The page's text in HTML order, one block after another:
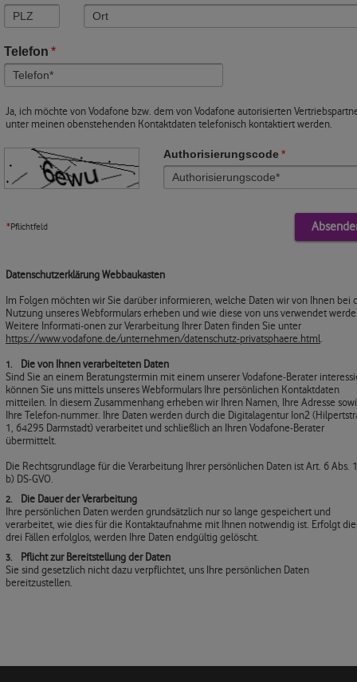
Telefon *
Ja, ich möchte von Vodafone bzw. dem von Vodafone autorisierten
unter meinen obenstehenden Kontaktdaten telefonisch kontaktiert werden.
Authorisierungscode*
*Pflichtfeld
Datenschutzerklärung Webbaukasten
Im Folgen möchten wir Sie darüber informieren, welche Daten wir von Ihnen bei
Nutzung unseres Webformulars erheben und wie diese von uns verwendet
Weitere Informati-onen zur Verarbeitung Ihrer Daten finden Sie unter
https://www.vodafone.de/unternehmen/datenschutz-privatsphaere.html
Die von Ihnen verarbeiteten Daten
Sind Sie an einem Beratungstermin mit einem unserer Vodafone-Berater
können Sie uns mittels unseres Webformulars Ihre persönlichen Kontaktdaten
mitteilen. In diesem Zusammenhang erheben wir Ihren Namen, Ihre Adresse
Ihre Telefon-nummer. Ihre Daten werden durch die Digitalagentur Ion2
1, 64295 Darmstadt) verarbeitet und schließlich an Ihren Vodafone-Berater
übermittelt.
Die Rechtsgrundlage für die Verarbeitung Ihrer persönlichen Daten ist Art. 6 Abs.
b) DS-GVO.
Die Dauer der Verarbeitung
Ihre persönlichen Daten werden grundsätzlich nur so lange gespeichert und
verarbeitet, wie dies für die Kontaktaufnahme mit Ihnen notwendig ist. Erfolgt
drei Fällen erfolglos, werden Ihre Daten endgültig gelöscht.
Pflicht zur Bereitstellung der Daten
Sie sind gesetzlich nicht dazu verpflichtet, uns Ihre persönlichen Daten
bereitzustellen.